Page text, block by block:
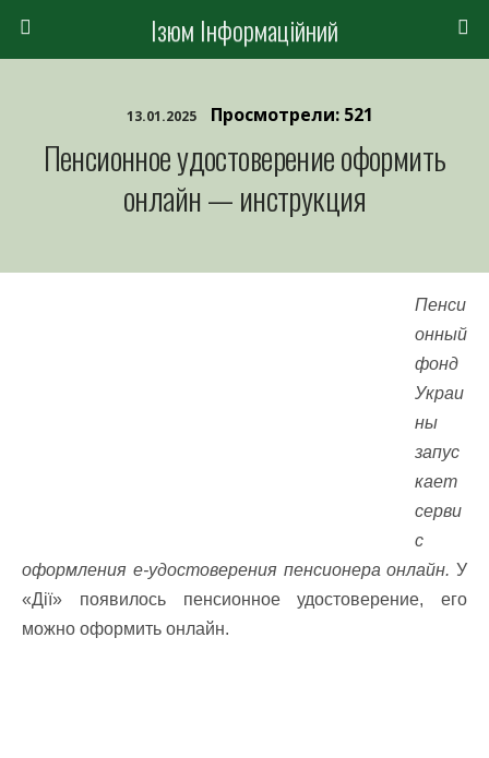
Ізюм Інформаційний
13.01.2025 Просмотрели: 521
Пенсионное удостоверение оформить
онлайн — инструкция
Пенси
онный
фонд
Украи
ны
запус
кает
серви
с
оформления е-удостоверения пенсионера онлайн. У
«Дії» появилось пенсионное удостоверение, его
можно оформить онлайн.